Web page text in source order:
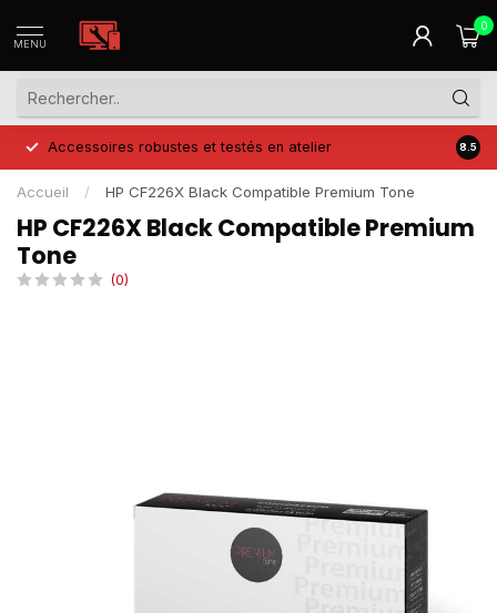
MENU
0
Accessoires robustes et testés en atelier Prix
8.5
Accueil / HP CF226X Black Compatible Premium Tone
HP CF226X Black Compatible Premium
Tone
(0)